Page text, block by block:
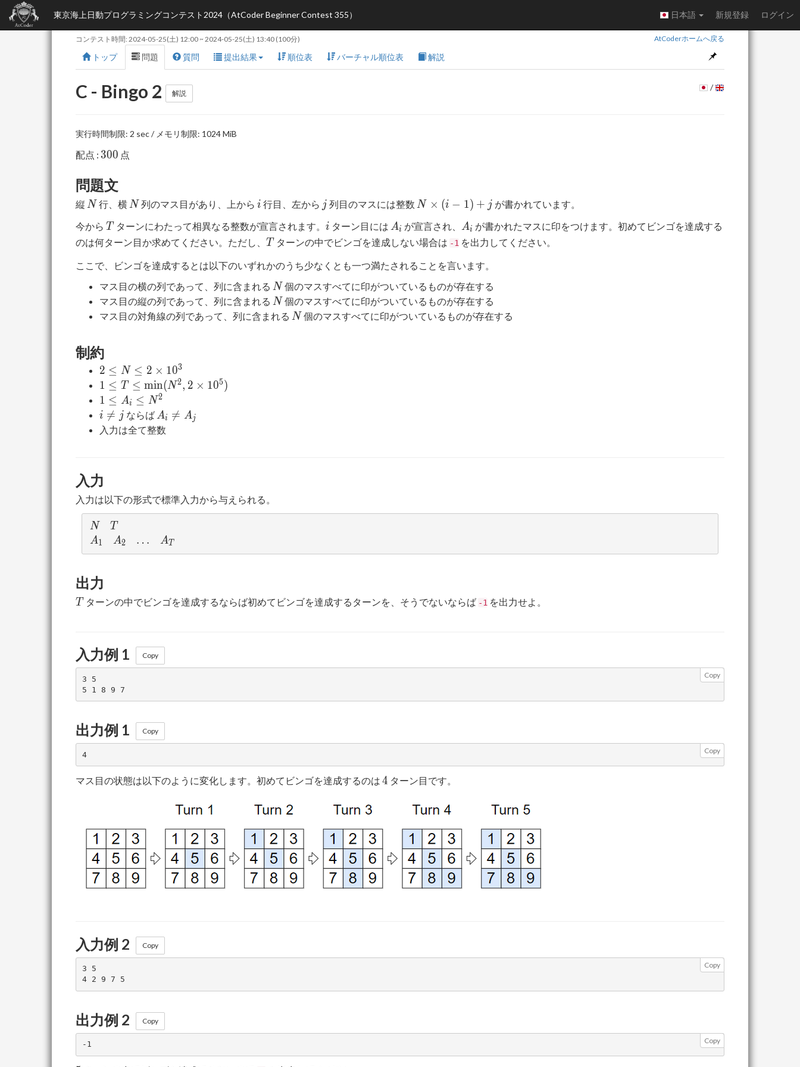
東京海上日動プログラミングコンテスト2024（AtCoder Beginner Contest 355） 日本語 新規登録 ログイン
コンテスト時間: 2024-05-25(土) 12:00~ 2024-05-25(土) 13:40 (100分) AtCoderホームへ戻る
トップ 問題 質問 提出結果 順位表 バーチャル順位表 解説
C - Bingo 2 解説
/
実行時間制限: 2 sec / メモリ制限: 1024 MiB
配点 : 300
300 点
問題文
縦 N
N 行、横 N
N 列のマス目があり、上からi
i 行目、左から j
j 列目のマスには整数 N\times
N × (i − 1) + j が書かれています。
今から T
T ターンにわたって相異なる整数が宣言されます。 i
i ターン目には A_i
Ai が宣言され、 A_i
Ai が書かれたマスに印をつけます。初めてビンゴを達成する
のは何ターン目か求めてください。ただし、 T
T ターンの中でビンゴを達成しない場合は -1 を出力してください。
ここで、ビンゴを達成するとは以下のいずれかのうち少なくとも一つ満たされることを言います。
マス目の横の列であって、列に含まれる N
N 個のマスすべてに印がついているものが存在する
マス目の縦の列であって、列に含まれる N
N 個のマスすべてに印がついているものが存在する
マス目の対角線の列であって、列に含まれる N
N 個のマスすべてに印がついているものが存在する
制約
2\leq
N\leq
2\times
10^3
2 ≤ N ≤ 2 × 103
1\leq T\leq
\min(N^2,2\times
10^5)
1 ≤ T ≤ min(N2, 2 × 105)
1\leq
A_i\leq
N^2
1 ≤ Ai ≤ N2
i\neq
j
i 
= j ならば A_i\neq
A_j
Ai 
= Aj
入力は全て整数
入力
入力は以下の形式で標準入力から与えられる。
N
N T
T
A_1
A1 A_2
A2 \ldots
… A_T
AT
出力
T
T ターンの中でビンゴを達成するならば初めてビンゴを達成するターンを、そうでないならば -1 を出力せよ。
入力例 1 Copy
Copy
3 5
出力例 1 Copy
Copy
4
マス目の状態は以下のように変化します。初めてビンゴを達成するのは 4
4 ターン目です。
入力例 2 Copy
Copy
3 5
出力例 2 Copy
Copy